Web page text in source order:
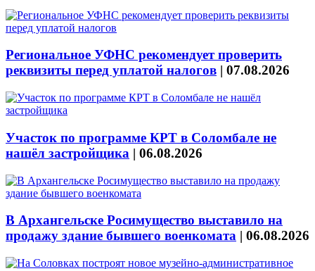
Региональное УФНС рекомендует проверить
реквизиты перед уплатой налогов | 07.08.2026
Участок по программе КРТ в Соломбале не
нашёл застройщика | 06.08.2026
В Архангельске Росимущество выставило на
продажу здание бывшего военкомата | 06.08.2026